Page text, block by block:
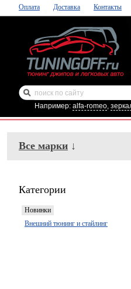
Оплата Доставка Контакты
Например: alfa-romeo,
Все марки ↓
Категории
Новинки
Внешний тюнинг и стайлинг